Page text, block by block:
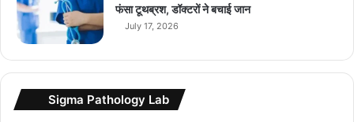
फंसा टूथब्रश, डॉक्टरों ने बचाई जान
July 17, 2026
Sigma Pathology Lab